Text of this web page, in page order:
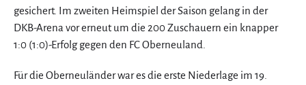
gesichert. Im zweiten Heimspiel der Saison gelang in der
DKB-Arena vor erneut um die 200 Zuschauern ein knapper
1:0 (1:0)-Erfolg gegen den FC Oberneuland.
Für die Oberneuländer war es die erste Niederlage im 19.